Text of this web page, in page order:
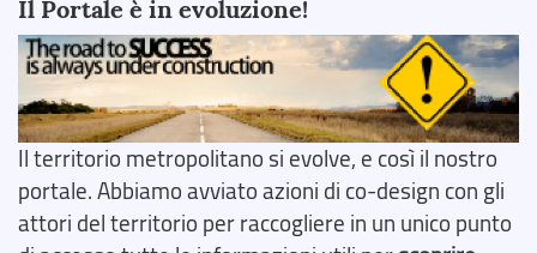
Il Portale è in evoluzione!
Il territorio metropolitano si evolve, e così il nostro
portale. Abbiamo avviato azioni di co-design con gli
attori del territorio per raccogliere in un unico punto